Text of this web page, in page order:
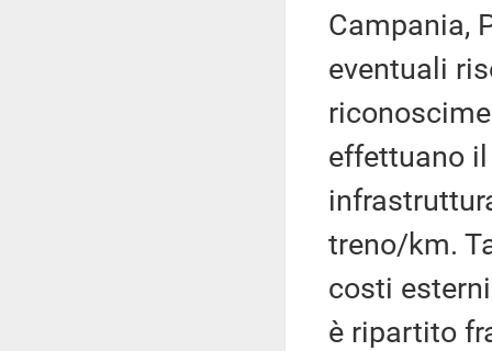
Campania,
eventuali
effettuano
treno/km.
costi
è ripartito